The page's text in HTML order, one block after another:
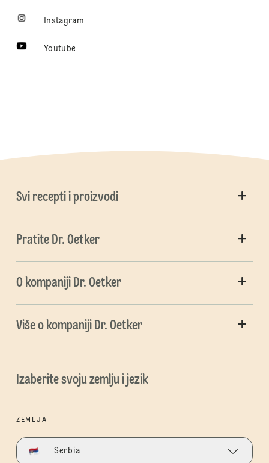
Instagram
Youtube
Svi recepti i proizvodi
Pratite Dr. Oetker
O kompaniji Dr. Oetker
Više o kompaniji Dr. Oetker
Izaberite svoju zemlju i jezik
ZEMLJA
Serbia